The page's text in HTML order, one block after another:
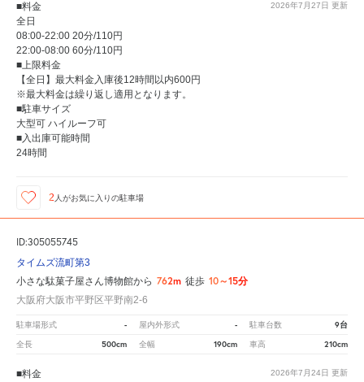
2026年7月27日 更新
■料金
全日
08:00-22:00 20分/110円
22:00-08:00 60分/110円
■上限料金
【全日】最大料金入庫後12時間以内600円
※最大料金は繰り返し適用となります。
■駐車サイズ
大型可 ハイルーフ可
■入出庫可能時間
24時間
2 人がお気に入りの駐車場
ID:305055745
タイムズ流町第3
小さな駄菓子屋さん博物館から 762m 徒歩 10～15分
大阪府大阪市平野区平野南2-6
駐車場形式 - 屋内外形式 - 駐車台数 9台
全長 500cm 全幅 190cm 車高 210cm
2026年7月24日 更新
■料金